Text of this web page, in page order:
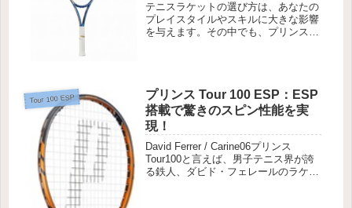
テニスラケットの選び方は、あなたの
プレイスタイルやスキルに大きな影響
を与えます。その中でも、プリンス
Tour 100 ESP
プリンス Tour 100 ESP：ESP
搭載で驚きのスピン性能を実
現！
David Ferrer / Carine06プリンス
Tour100と言えば、男子テニス界が誇
る鉄人、ダビド・フェレールのラケッ